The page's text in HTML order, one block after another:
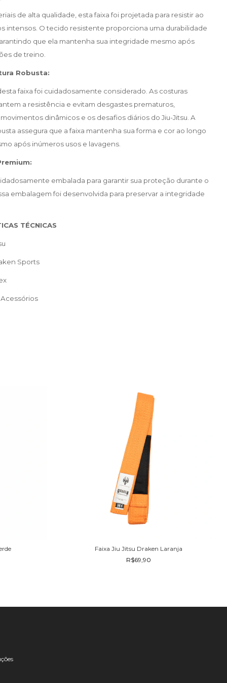
de alta qualidade, esta faixa foi projetada para resistir ao
intensos. O tecido resistente proporciona uma durabilidade
que ela mantenha sua integridade mesmo após
de treino.
Robusta:
faixa foi cuidadosamente considerado. As costuras
a resistência e evitam desgastes prematuros,
dinâmicos e os desafios diários do Jiu-Jitsu. A
assegura que a faixa mantenha sua forma e cor ao longo
após inúmeros usos e lavagens.
embalada para garantir sua proteção durante o
embalagem foi desenvolvida para preservar a integridade
TÉCNICAS
Sports
Faixa Jiu Jitsu Draken Laranja
R$69,90